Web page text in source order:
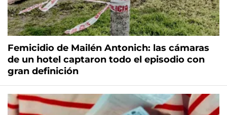
Femicidio de Mailén Antonich: las cámaras
de un hotel captaron todo el episodio con
gran definición